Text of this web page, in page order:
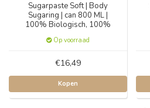
Sugarpaste Soft | Body
Sugaring | can 800 ML |
100% Biologisch, 100%
Op voorraad
€16,49
Kopen